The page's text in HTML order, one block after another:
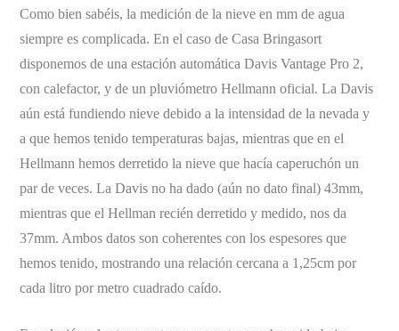
Como bien sabéis, la medición de la nieve en mm de agua
siempre es complicada. En el caso de Casa Bringasort
disponemos de una estación automática Davis Vantage Pro 2,
con calefactor, y de un pluviómetro Hellmann oficial. La Davis
aún está fundiendo nieve debido a la intensidad de la nevada y
a que hemos tenido temperaturas bajas, mientras que en el
Hellmann hemos derretido la nieve que hacía caperuchón un
par de veces. La Davis no ha dado (aún no dato final) 43mm,
mientras que el Hellman recién derretido y medido, nos da
37mm. Ambos datos son coherentes con los espesores que
hemos tenido, mostrando una relación cercana a 1,25cm por
cada litro por metro cuadrado caído.